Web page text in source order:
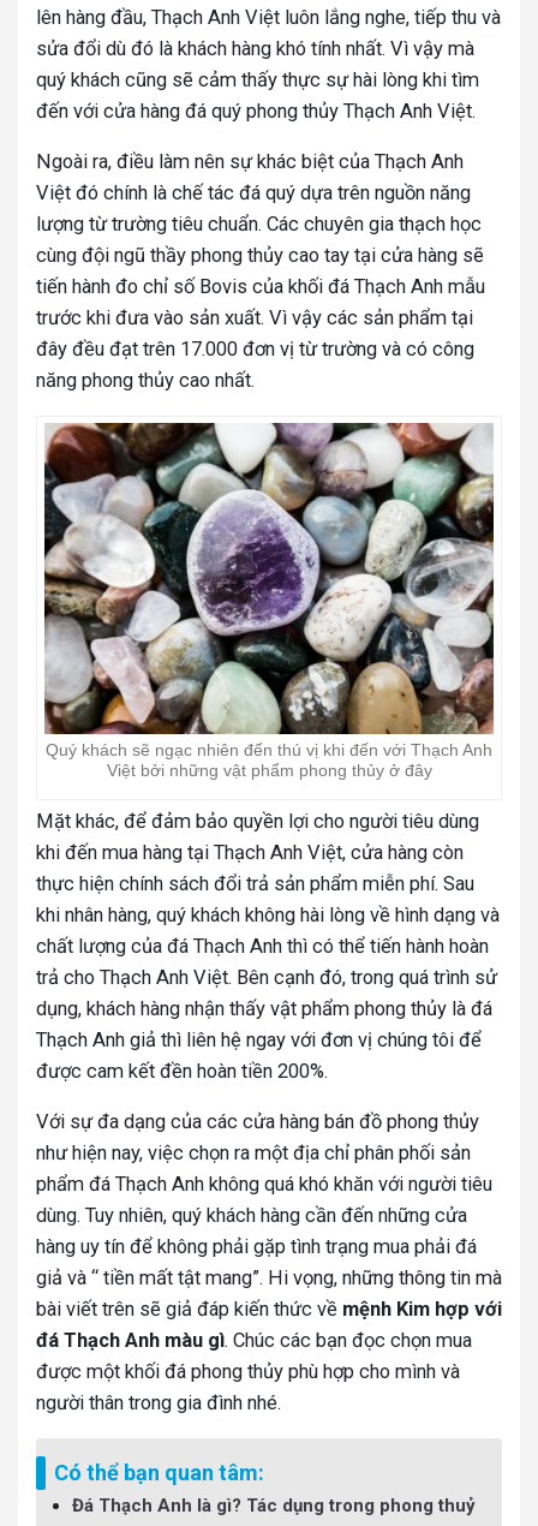
lên hàng đầu, Thạch Anh Việt luôn lắng nghe, tiếp thu và
sửa đổi dù đó là khách hàng khó tính nhất. Vì vậy mà
quý khách cũng sẽ cảm thấy thực sự hài lòng khi tìm
đến với cửa hàng đá quý phong thủy Thạch Anh Việt.
Ngoài ra, điều làm nên sự khác biệt của Thạch Anh
Việt đó chính là chế tác đá quý dựa trên nguồn năng
lượng từ trường tiêu chuẩn. Các chuyên gia thạch học
cùng đội ngũ thầy phong thủy cao tay tại cửa hàng sẽ
tiến hành đo chỉ số Bovis của khối đá Thạch Anh mẫu
trước khi đưa vào sản xuất. Vì vậy các sản phẩm tại
đây đều đạt trên 17.000 đơn vị từ trường và có công
năng phong thủy cao nhất.
Quý khách sẽ ngạc nhiên đến thú vị khi đến với Thạch Anh
Việt bởi những vật phẩm phong thủy ở đây
Mặt khác, để đảm bảo quyền lợi cho người tiêu dùng
khi đến mua hàng tại Thạch Anh Việt, cửa hàng còn
thực hiện chính sách đổi trả sản phẩm miễn phí. Sau
khi nhân hàng, quý khách không hài lòng về hình dạng và
chất lượng của đá Thạch Anh thì có thể tiến hành hoàn
trả cho Thạch Anh Việt. Bên cạnh đó, trong quá trình sử
dụng, khách hàng nhận thấy vật phẩm phong thủy là đá
Thạch Anh giả thì liên hệ ngay với đơn vị chúng tôi để
được cam kết đền hoàn tiền 200%.
Với sự đa dạng của các cửa hàng bán đồ phong thủy
như hiện nay, việc chọn ra một địa chỉ phân phối sản
phẩm đá Thạch Anh không quá khó khăn với người tiêu
dùng. Tuy nhiên, quý khách hàng cần đến những cửa
hàng uy tín để không phải gặp tình trạng mua phải đá
giả và “ tiền mất tật mang”. Hi vọng, những thông tin mà
bài viết trên sẽ giả đáp kiến thức về mệnh Kim hợp với
đá Thạch Anh màu gì. Chúc các bạn đọc chọn mua
được một khối đá phong thủy phù hợp cho mình và
người thân trong gia đình nhé.
Có thể bạn quan tâm:
Đá Thạch Anh là gì? Tác dụng trong phong thuỷ